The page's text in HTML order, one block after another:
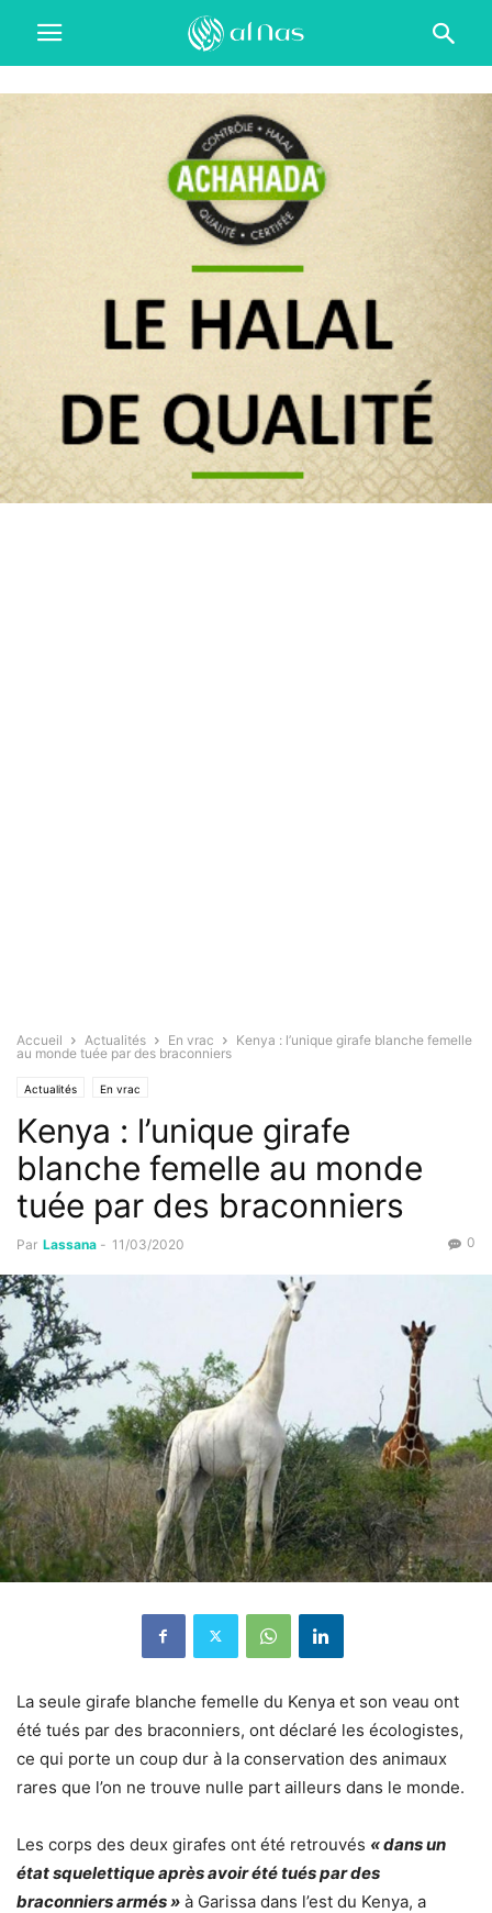
Accueil Actualités En vrac
Kenya : l’unique girafe blanche femelle
au monde tuée par des braconniers
Actualités En vrac
Kenya : l’unique girafe
blanche femelle au monde
tuée par des braconniers
Par Lassana - 11/03/2020 0
La seule girafe blanche femelle du Kenya et son veau ont
été tués par des braconniers, ont déclaré les écologistes,
ce qui porte un coup dur à la conservation des animaux
rares que l’on ne trouve nulle part ailleurs dans le monde.
Les corps des deux girafes ont été retrouvés « dans un
état squelettique après avoir été tués par des
braconniers armés » à Garissa dans l’est du Kenya, a